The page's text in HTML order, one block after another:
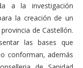
a la investigación
la creación de un
de Castellón.
las bases que
conforman, además